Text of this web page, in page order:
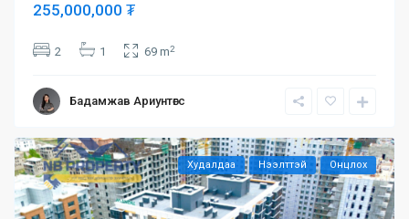
255,000,000 ₮
2 1 69 m2
Бадамжав Ариунтөгс
Худалдаа Нээлттэй Онцлох